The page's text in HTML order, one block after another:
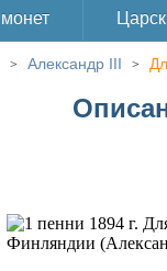
> Александр III >